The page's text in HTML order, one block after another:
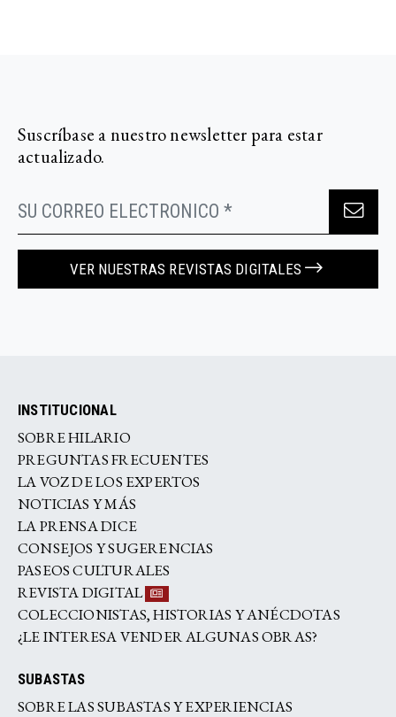
Suscríbase a nuestro newsletter para estar
actualizado.
VER NUESTRAS REVISTAS DIGITALES
INSTITUCIONAL
SOBRE HILARIO
PREGUNTAS FRECUENTES
LA VOZ DE LOS EXPERTOS
NOTICIAS Y MÁS
LA PRENSA DICE
CONSEJOS Y SUGERENCIAS
PASEOS CULTURALES
REVISTA DIGITAL
COLECCIONISTAS, HISTORIAS Y ANÉCDOTAS
¿LE INTERESA VENDER ALGUNAS OBRAS?
SUBASTAS
SOBRE LAS SUBASTAS Y EXPERIENCIAS